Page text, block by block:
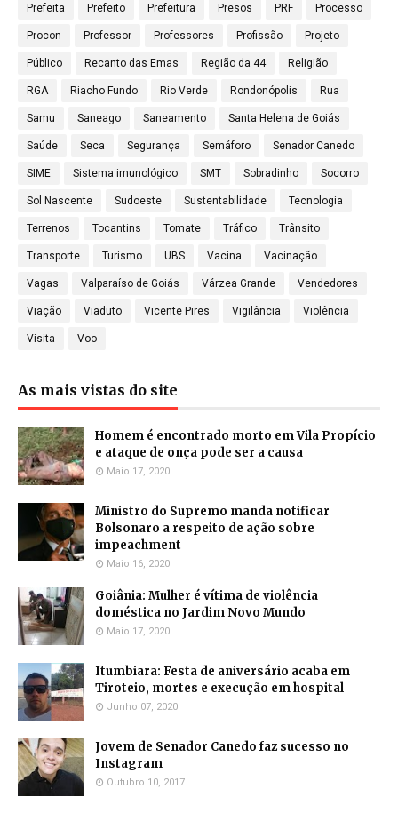
Prefeita Prefeito Prefeitura Presos PRF Processo
Procon Professor Professores Profissão Projeto
Público Recanto das Emas Região da 44 Religião
RGA Riacho Fundo Rio Verde Rondonópolis Rua
Samu Saneago Saneamento Santa Helena de Goiás
Saúde Seca Segurança Semáforo Senador Canedo
SIME Sistema imunológico SMT Sobradinho Socorro
Sol Nascente Sudoeste Sustentabilidade Tecnologia
Terrenos Tocantins Tomate Tráfico Trânsito
Transporte Turismo UBS Vacina Vacinação
Vagas Valparaíso de Goiás Várzea Grande Vendedores
Viação Viaduto Vicente Pires Vigilância Violência
Visita Voo
As mais vistas do site
Homem é encontrado morto em Vila Propício
e ataque de onça pode ser a causa
Maio 17, 2020
Ministro do Supremo manda notificar
Bolsonaro a respeito de ação sobre
impeachment
Maio 16, 2020
Goiânia: Mulher é vítima de violência
doméstica no Jardim Novo Mundo
Maio 17, 2020
Itumbiara: Festa de aniversário acaba em
Tiroteio, mortes e execução em hospital
Junho 07, 2020
Jovem de Senador Canedo faz sucesso no
Instagram
Outubro 10, 2017